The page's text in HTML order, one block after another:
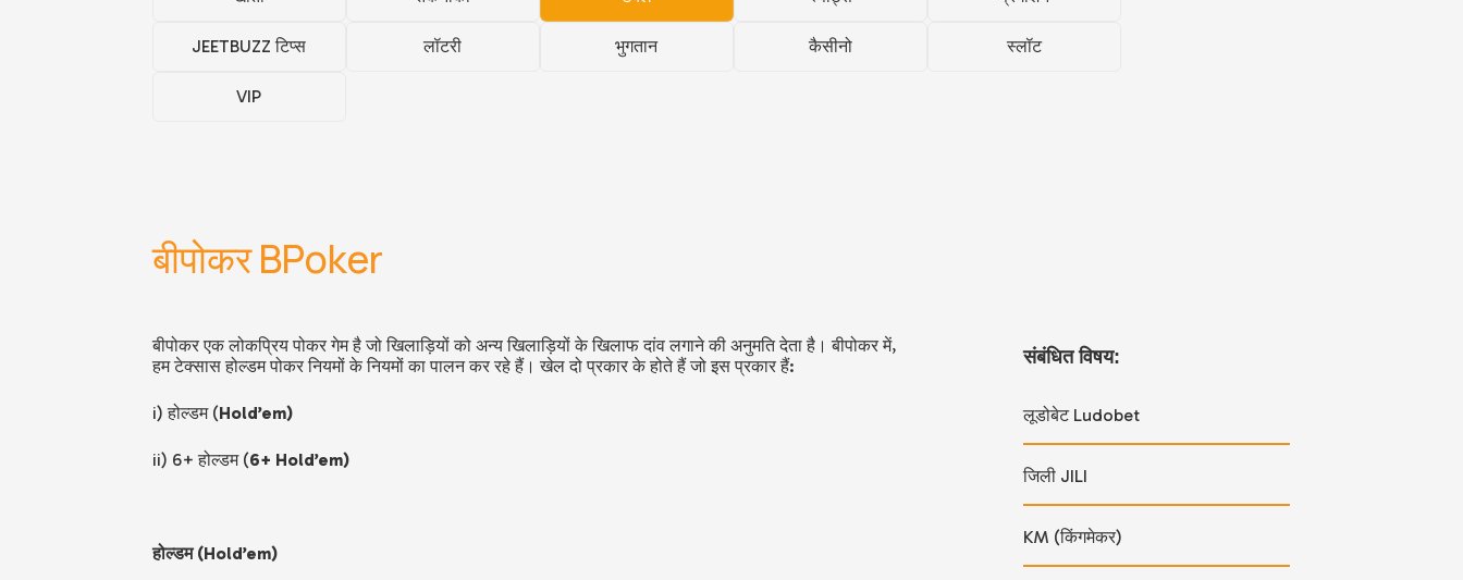
JEETBUZZ टिप्स लॉटरी भुगतान कैसीनो स्लॉट
VIP
बीपोकर BPoker
बीपोकर एक लोकप्रिय पोकर गेम है जो खिलाड़ियों को अन्य खिलाड़ियों के खिलाफ दांव लगाने की अनुमति देता है। बीपोकर में,
हम टेक्सास होल्डम पोकर नियमों के नियमों का पालन कर रहे हैं। खेल दो प्रकार के होते हैं जो इस प्रकार हैं:
i) होल्डम (Hold’em)
ii) 6+ होल्डम (6+ Hold’em)
होल्डम (Hold’em)
संबंधित विषय:
लूडोबेट Ludobet
जिली JILI
KM (किंगमेकर)